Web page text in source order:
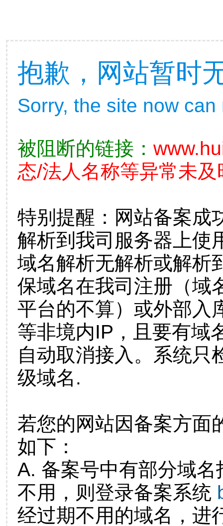
抱歉，网站暂时
Sorry, the site now
被阻断的链接：
态/法人名称等异常未及
特别提醒：网站备案成
解析到我司服务器上使
域名解析无解析或解析
保域名在我司注册（域
平台的不算）或外部入
等非境内IP，且要有域
自动取消接入。系统只
级域名.
若您的网站因备案方面
如下：
A. 备案号中有部分域
不用，则登录备案系统
经过期不用的域名，进